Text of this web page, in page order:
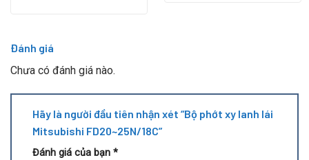
Đánh giá
Chưa có đánh giá nào.
Hãy là người đầu tiên nhận xét “Bộ phớt xy lanh lái
Mitsubishi FD20~25N/18C”
Đánh giá của bạn *